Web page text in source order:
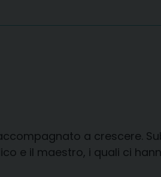
a crescere.
e il maestro, i quali ci